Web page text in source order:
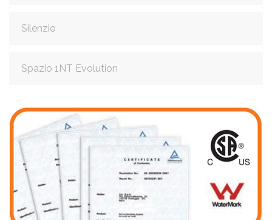
Silenzio
Spazio 1NT Evolution